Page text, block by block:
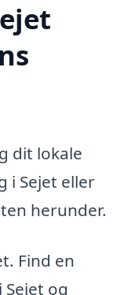
dit lokale
i Sejet eller
herunder.
Find en
og